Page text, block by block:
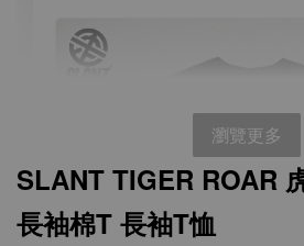
瀏覽更多
SLANT TIGER ROAR
長袖棉T 長袖T恤